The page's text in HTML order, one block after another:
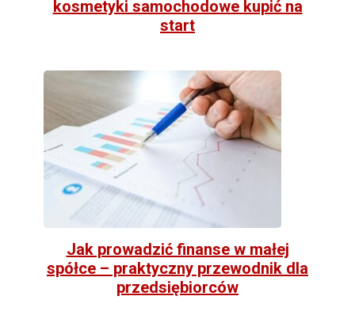
kosmetyki samochodowe kupić na
start
Jak prowadzić finanse w małej
spółce – praktyczny przewodnik dla
przedsiębiorców